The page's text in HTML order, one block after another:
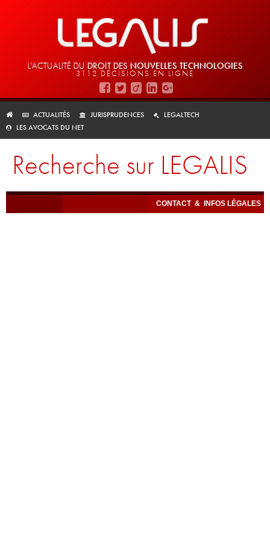
L'ACTUALITÉ DU DROIT DES NOUVELLES TECHNOLOGIES
3112 DÉCISIONS EN LIGNE
ACTUALITÉS JURISPRUDENCES
LEGALTECH
LES AVOCATS DU NET
Recherche sur LEGALIS
CONTACT & INFOS LÉGALES